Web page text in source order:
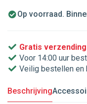
Op voorraad.
Gratis verzending
Voor 14:00 uur
Veilig bestellen en
Beschrijving